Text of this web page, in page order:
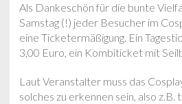
Als Dankeschön für die bunte
Samstag (!) jeder Besucher im
eine Ticketermäßigung. Ein
3,00 Euro, ein Kombiticket mit
Laut Veranstalter muss das
solches zu erkennen sein, also